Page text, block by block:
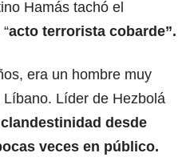
Hamás tachó el
acto terrorista cobarde”.
era un hombre muy
Líder de Hezbolá
desde
veces en público.